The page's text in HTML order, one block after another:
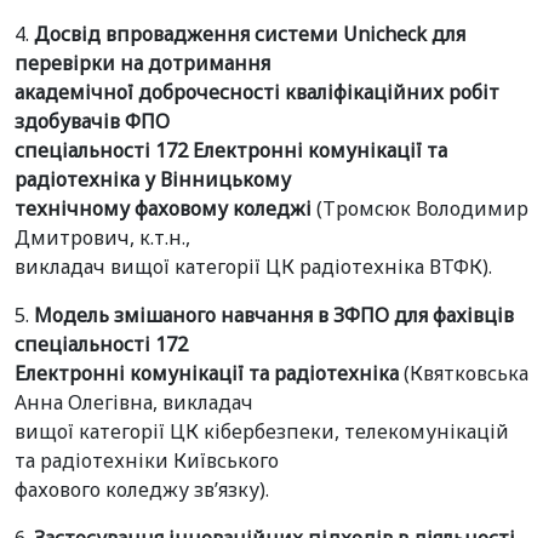
4. Досвід впровадження системи Unicheck для
перевірки на дотримання
академічної доброчесності кваліфікаційних робіт
здобувачів ФПО
спеціальності 172 Електронні комунікації та
радіотехніка у Вінницькому
технічному фаховому коледжі (Тромсюк Володимир
Дмитрович, к.т.н.,
викладач вищої категорії ЦК радіотехніка ВТФК).
5. Модель змішаного навчання в ЗФПО для фахівців
спеціальності 172
Електронні комунікації та радіотехніка(Квятковська
Анна Олегівна, викладач
вищої категорії ЦК кібербезпеки, телекомунікацій
та радіотехніки Київського
фахового коледжу зв’язку).